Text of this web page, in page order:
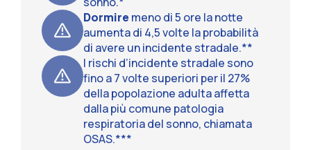
Dormire meno di 5 ore la notte
aumenta di 4,5 volte la probabilità
di avere un incidente stradale.**
I rischi d’incidente stradale sono
fino a 7 volte superiori per il 27%
della popolazione adulta affetta
dalla più comune patologia
respiratoria del sonno, chiamata
OSAS.***